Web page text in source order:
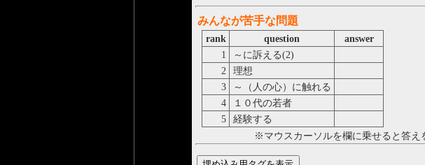
みんなが苦手な問題
rank question
answer
1
～に訴える(2)
2
理想
3
～（人の心）に触れる
4
１０代の若者
5
経験する
※マウスカーソルを欄に乗せると答え